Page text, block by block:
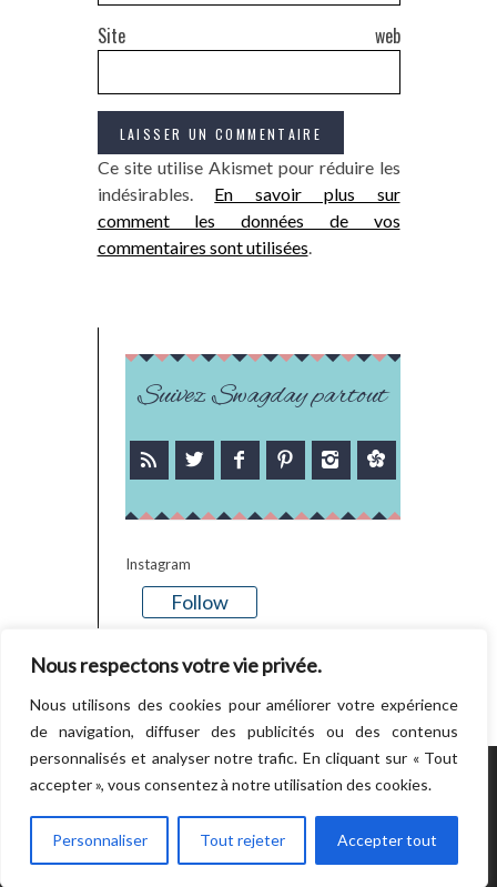
Nous respectons votre vie privée.
Nous utilisons des cookies pour améliorer votre expérience
de navigation, diffuser des publicités ou des contenus
personnalisés et analyser notre trafic. En cliquant sur « Tout
accepter », vous consentez à notre utilisation des cookies.
Personnaliser Tout rejeter Accepter tout
Site web
Ce site utilise Akismet pour réduire les
indésirables. En savoir plus sur
comment les données de vos
commentaires sont utilisées
Suivez Swagday partout
Instagram
Follow
POWERED BY WORDPRESS.CREATED BY
THEMESINDEP
RETOUR EN HAUT